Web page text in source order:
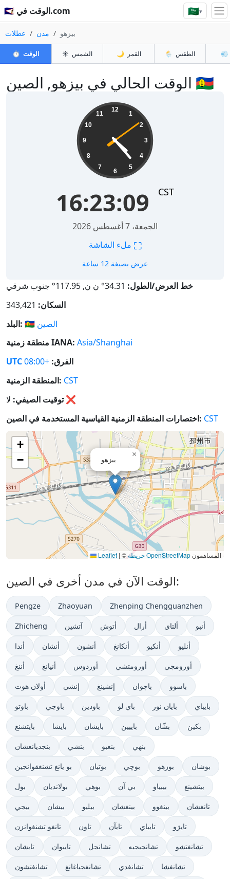
🇸🇦 الوقت في.com 🇸🇦▾
عطلات مدن بيزهو
⏱️ الوقت ☀️ الشمس 🌙 القمر 🌦️ الطقس 💨
الوقت الحالي في بيزهو, الصين 🇨🇳
12
1
2
3
4
5
6
7
8
9
10
11
16:23:09 CST
الجمعة، 7 أغسطس 2026
⛶
عرض بصيغة 12 ساعة
خط العرض/الطول:
السكان:
البلد: 🇨🇳 الصين
منطقة زمنية IANA: Asia/Shanghai
UTC
الفرق: +08:00
المنطقة الزمنية: CST
توقيت الصيفي:لا❌
اختصارات المنطقة الزمنية القياسية المستخدمة في الصين: CST
بيزهو
×
+
−
Leaflet | © خريطة OpenStreetMap المساهمون
الوقت الآن في مدن أخرى في الصين:
Pengze Zhaoyuan Zhenping Chengguanzhen
Zhicheng آتشين أتوش أرال ألتاي أنبو
أندا أنشان أنشون أنكانغ أنكيو أنليو
أننغ أنيانغ أوردوس أورومتشي أورومچي
أولان هوت إنشي إنشينغ باچوان باسوو
باوتو باوجي باودين باي لو بايان نور بايباي
بايتشنغ بايشا بايشان باييين بشّان بكين
بنجديانغشان بنشي بنغبو بنهي
بو يانغ تشنغقوانجين بوتيان بوچي بوزهو بوشان
بول بولاندیان بوهي بي آن بيبياو بيتشينغ
بيجي بيشان بيليو بينغشان بينغوو تانغشان
تانغو تشنغوانزن تاون تايآن تايباي تايژو
تايشان تاييوان تشانجل تشانجيجيه تشانغتشو
تشانغتشون تشانغجياغانغ تشانغدي تشانغشا